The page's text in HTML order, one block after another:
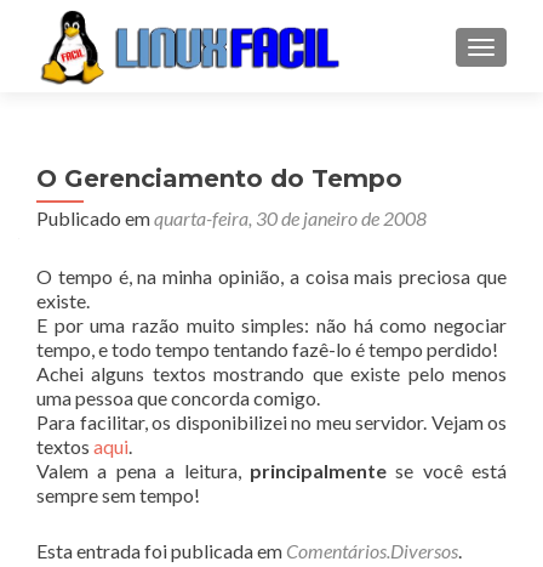
O Gerenciamento do Tempo
Publicado emquarta-feira, 30 de janeiro de 2008
O tempo é, na minha opinião, a coisa mais preciosa que
existe.
E por uma razão muito simples: não há como negociar
tempo, e todo tempo tentando fazê-lo é tempo perdido!
Achei alguns textos mostrando que existe pelo menos
uma pessoa que concorda comigo.
Para facilitar, os disponibilizei no meu servidor. Vejam os
textos aqui.
Valem a pena a leitura, principalmentese você está
sempre sem tempo!
Esta entrada foi publicada em Comentários.Diversos.